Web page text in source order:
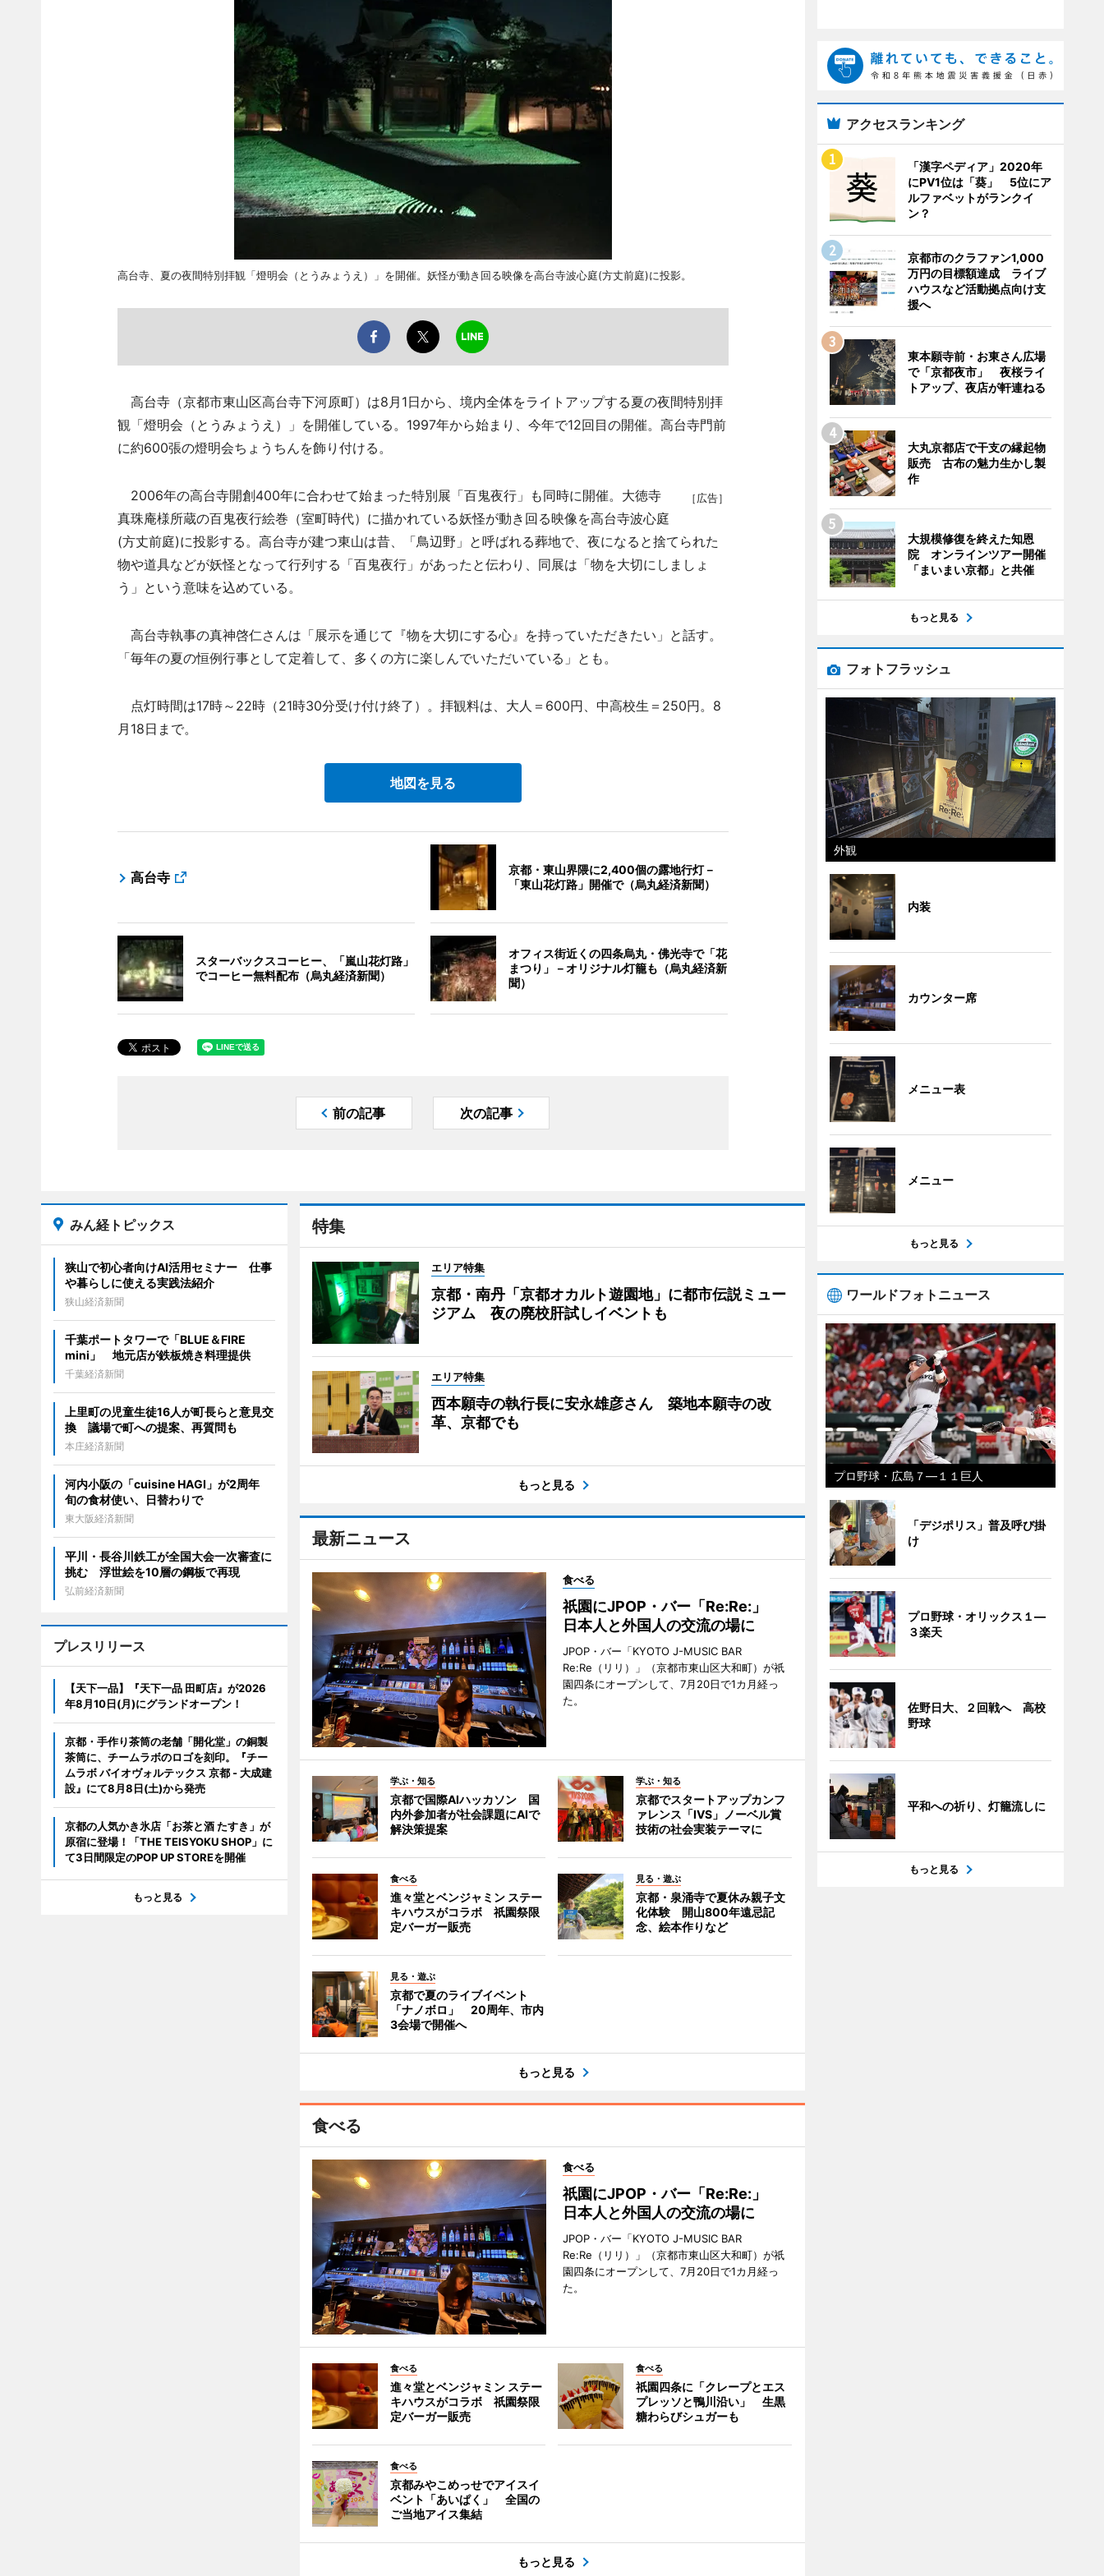
高台寺、夏の夜間特別拝観「燈明会（とうみょうえ）」を開催。妖怪が動き回る映像を高台寺波心庭(方丈前庭)に投影。
高台寺（京都市東山区高台寺下河原町）は8月1日から、境内全体をライトアップする夏の夜間特別拝
観「燈明会（とうみょうえ）」を開催している。1997年から始まり、今年で12回目の開催。高台寺門前
に約600張の燈明会ちょうちんを飾り付ける。
［広告］
2006年の高台寺開創400年に合わせて始まった特別展「百鬼夜行」も同時に開催。大徳寺
真珠庵様所蔵の百鬼夜行絵巻（室町時代）に描かれている妖怪が動き回る映像を高台寺波心庭
(方丈前庭)に投影する。高台寺が建つ東山は昔、「鳥辺野」と呼ばれる葬地で、夜になると捨てられた
物や道具などが妖怪となって行列する「百鬼夜行」があったと伝わり、同展は「物を大切にしましょ
う」という意味を込めている。
高台寺執事の真神啓仁さんは「展示を通じて『物を大切にする心』を持っていただきたい」と話す。
「毎年の夏の恒例行事として定着して、多くの方に楽しんでいただいている」とも。
点灯時間は17時～22時（21時30分受け付け終了）。拝観料は、大人＝600円、中高校生＝250円。8
月18日まで。
地図を見る
高台寺
京都・東山界隈に2,400個の露地行灯－
「東山花灯路」開催で（烏丸経済新聞）
スターバックスコーヒー、「嵐山花灯路」
でコーヒー無料配布（烏丸経済新聞）
オフィス街近くの四条烏丸・佛光寺で「花
まつり」－オリジナル灯籠も（烏丸経済新
聞）
前の記事 次の記事
特集
エリア特集
京都・南丹「京都オカルト遊園地」に都市伝説ミュー
ジアム 夜の廃校肝試しイベントも
エリア特集
西本願寺の執行長に安永雄彦さん 築地本願寺の改
革、京都でも
もっと見る
最新ニュース
食べる
祇園にJPOP・バー「Re:Re:」
日本人と外国人の交流の場に
JPOP・バー「KYOTO J-MUSIC BAR
Re:Re（リリ）」（京都市東山区大和町）が祇
園四条にオープンして、7月20日で1カ月経っ
た。
学ぶ・知る
京都で国際AIハッカソン 国
内外参加者が社会課題にAIで
解決策提案
学ぶ・知る
京都でスタートアップカンフ
ァレンス「IVS」ノーベル賞
技術の社会実装テーマに
食べる
進々堂とベンジャミン ステー
キハウスがコラボ 祇園祭限
定バーガー販売
見る・遊ぶ
京都・泉涌寺で夏休み親子文
化体験 開山800年遠忌記
念、絵本作りなど
見る・遊ぶ
京都で夏のライブイベント
「ナノボロ」 20周年、市内
3会場で開催へ
もっと見る
食べる
食べる
祇園にJPOP・バー「Re:Re:」
日本人と外国人の交流の場に
JPOP・バー「KYOTO J-MUSIC BAR
Re:Re（リリ）」（京都市東山区大和町）が祇
園四条にオープンして、7月20日で1カ月経っ
た。
食べる
進々堂とベンジャミン ステー
キハウスがコラボ 祇園祭限
定バーガー販売
食べる
祇園四条に「クレープとエス
プレッソと鴨川沿い」 生黒
糖わらびシュガーも
食べる
京都みやこめっせでアイスイ
ベント「あいぱく」 全国の
ご当地アイス集結
もっと見る
みん経トピックス
狭山で初心者向けAI活用セミナー 仕事
や暮らしに使える実践法紹介
狭山経済新聞
千葉ポートタワーで「BLUE＆FIRE
mini」 地元店が鉄板焼き料理提供
千葉経済新聞
上里町の児童生徒16人が町長らと意見交
換 議場で町への提案、再質問も
本庄経済新聞
河内小阪の「cuisine HAGI」が2周年
旬の食材使い、日替わりで
東大阪経済新聞
平川・長谷川鉄工が全国大会一次審査に
挑む 浮世絵を10層の鋼板で再現
弘前経済新聞
プレスリリース
【天下一品】『天下一品 田町店』が2026
年8月10日(月)にグランドオープン！
京都・手作り茶筒の老舗「開化堂」の銅製
茶筒に、チームラボのロゴを刻印。『チー
ムラボ バイオヴォルテックス 京都 - 大成建
設』にて8月8日(土)から発売
京都の人気かき氷店「お茶と酒 たすき」が
原宿に登場！「THE TEISYOKU SHOP」に
て3日間限定のPOP UP STOREを開催
もっと見る
アクセスランキング
「漢字ペディア」2020年
にPV1位は「葵」 5位にア
ルファベットがランクイ
ン？
京都市のクラファン1,000
万円の目標額達成 ライブ
ハウスなど活動拠点向け支
援へ
東本願寺前・お東さん広場
で「京都夜市」 夜桜ライ
トアップ、夜店が軒連ねる
大丸京都店で干支の縁起物
販売 古布の魅力生かし製
作
大規模修復を終えた知恩
院 オンラインツアー開催
「まいまい京都」と共催
もっと見る
フォトフラッシュ
外観
内装
カウンター席
メニュー表
メニュー
もっと見る
ワールドフォトニュース
プロ野球・広島７―１１巨人
「デジポリス」普及呼び掛
け
プロ野球・オリックス１―
３楽天
佐野日大、２回戦へ 高校
野球
平和への祈り、灯籠流しに
もっと見る